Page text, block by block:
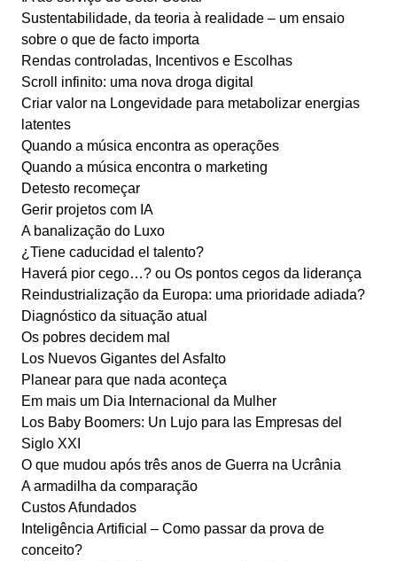
Sustentabilidade, da teoria à realidade – um ensaio
sobre o que de facto importa
Rendas controladas, Incentivos e Escolhas
Scroll infinito: uma nova droga digital
Criar valor na Longevidade para metabolizar energias
latentes
Quando a música encontra as operações
Quando a música encontra o marketing
Detesto recomeçar
Gerir projetos com IA
A banalização do Luxo
¿Tiene caducidad el talento?
Haverá pior cego…? ou Os pontos cegos da liderança
Reindustrialização da Europa: uma prioridade adiada?
Diagnóstico da situação atual
Os pobres decidem mal
Los Nuevos Gigantes del Asfalto
Planear para que nada aconteça
Em mais um Dia Internacional da Mulher
Los Baby Boomers: Un Lujo para las Empresas del
Siglo XXI
O que mudou após três anos de Guerra na Ucrânia
A armadilha da comparação
Custos Afundados
Inteligência Artificial – Como passar da prova de
conceito?